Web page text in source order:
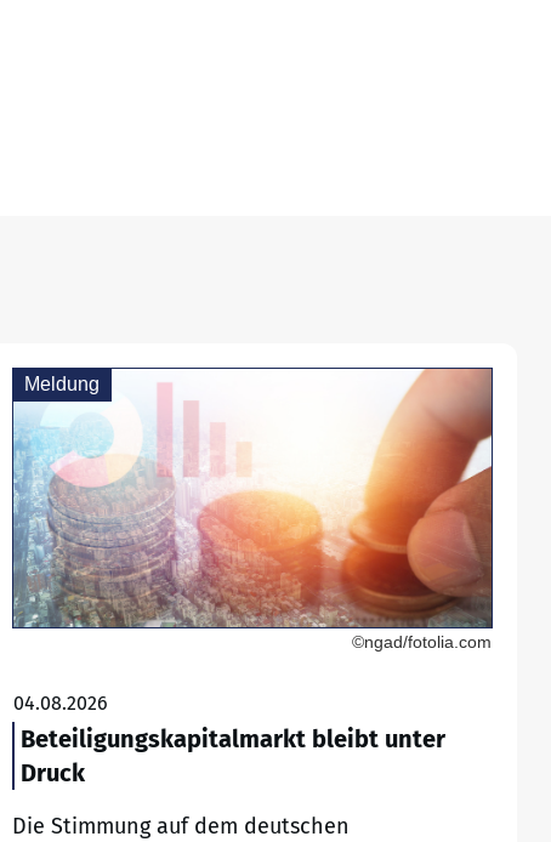
Meldung
©ngad/fotolia.com
04.08.2026
Beteiligungskapitalmarkt bleibt unter
Druck
Die Stimmung auf dem deutschen